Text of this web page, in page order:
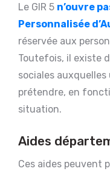
Le GIR 5 n’ouvre
Personnalisée
réservée aux
Toutefois, il existe
sociales auxquelles
prétendre, en
situation.
Aides
Ces aides peuvent